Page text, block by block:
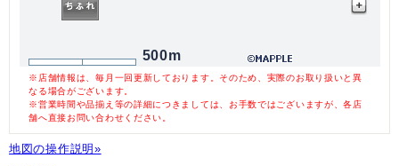
500m
※店舗情報は、毎月一回更新しております。そのため、実際のお取り扱いと異
なる場合がございます。
※営業時間や品揃え等の詳細につきましては、お手数ではございますが、各店
舗へ直接お問い合わせください。
地図の操作説明»